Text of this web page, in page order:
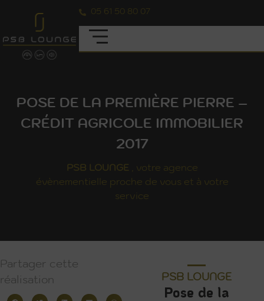
05 61 50 80 07
POSE DE LA PREMIÈRE PIERRE –
CRÉDIT AGRICOLE IMMOBILIER
2017
PSB LOUNGE , votre agence
évènementielle proche de vous et à votre
service
Partager cette
réalisation
PSB LOUNGE
Pose de la